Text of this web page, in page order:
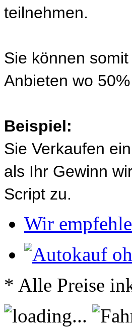
teilnehmen.
Sie können
Anbieten wo
Beispiel:
Sie Verkaufen
als Ihr Gewinn
Script zu.
Wir
* Alle Preise